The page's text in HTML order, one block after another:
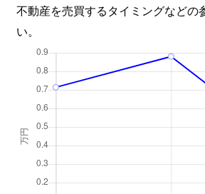
不動産を売買するタイミングなどの
い。